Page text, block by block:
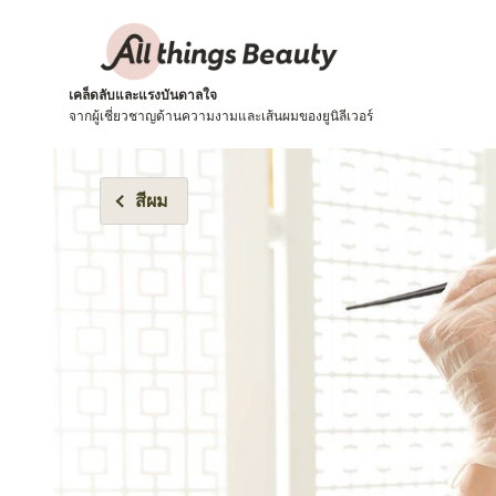
เคล็ดลับและแรงบันดาลใจ
จากผู้เชี่ยวชาญด้านความงามและเส้นผมของยูนิลีเวอร์
สีผม